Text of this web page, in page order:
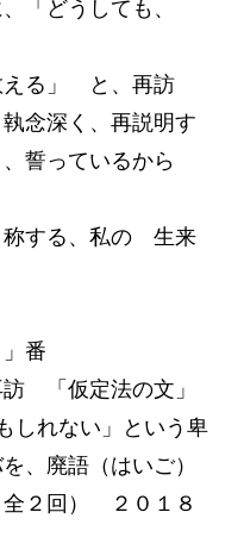
「どうしても、
える」 と、再訪
念深く、再説明す
誓っているから
称する、私の 生来
番
「仮定法の文」
れない」という卑
、廃語（はいご）
２回） ２０１８